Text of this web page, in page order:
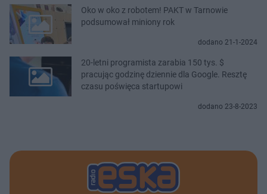
Oko w oko z robotem! PAKT w Tarnowie
podsumował miniony rok
dodano 21-1-2024
20-letni programista zarabia 150 tys. $
pracując godzinę dziennie dla Google. Resztę
czasu poświęca startupowi
dodano 23-8-2023